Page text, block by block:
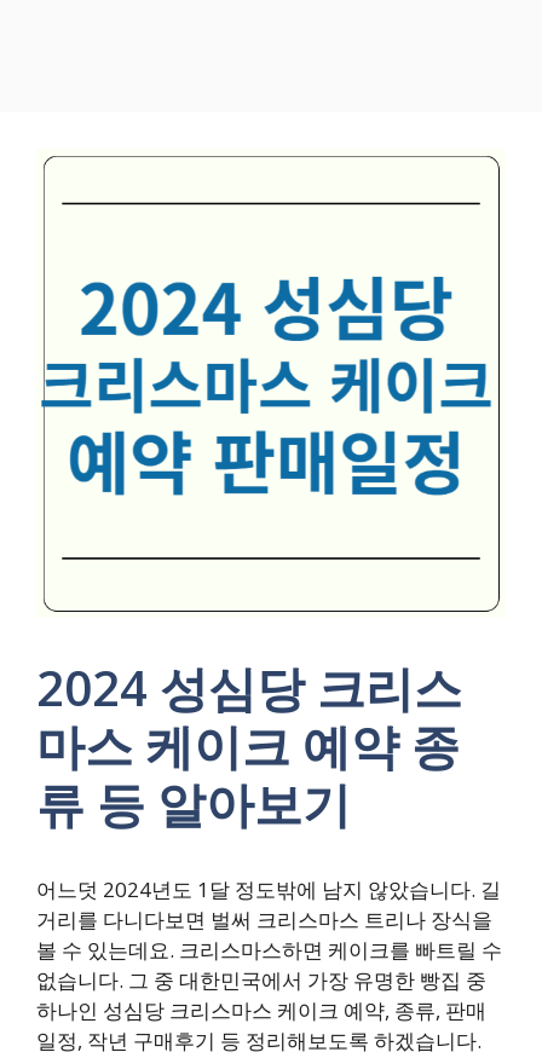
2024 성심당 크리스
마스 케이크 예약 종
류 등 알아보기
어느덧 2024년도 1달 정도밖에 남지 않았습니다. 길
거리를 다니다보면 벌써 크리스마스 트리나 장식을
볼 수 있는데요. 크리스마스하면 케이크를 빠트릴 수
없습니다. 그 중 대한민국에서 가장 유명한 빵집 중
하나인 성심당 크리스마스 케이크 예약, 종류, 판매
일정, 작년 구매후기 등 정리해보도록 하겠습니다.